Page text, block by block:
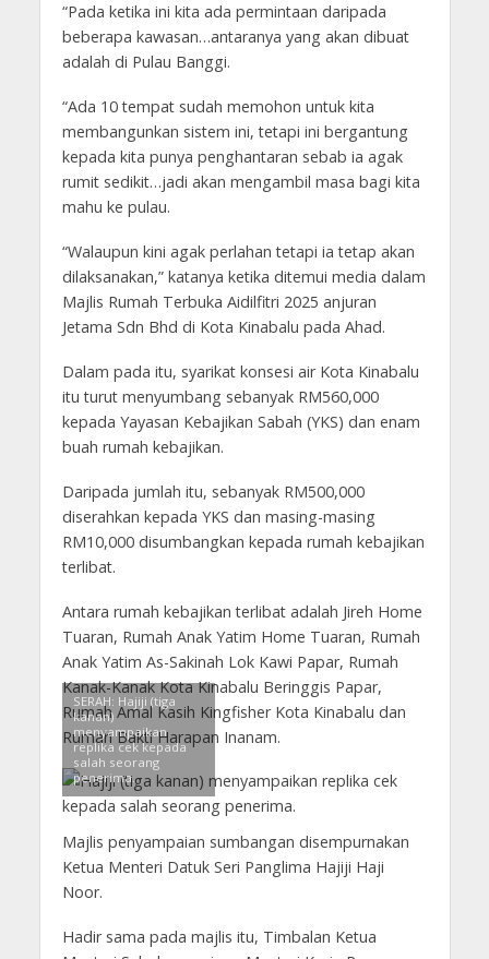
“Pada ketika ini kita ada permintaan daripada
beberapa kawasan…antaranya yang akan dibuat
adalah di Pulau Banggi.
“Ada 10 tempat sudah memohon untuk kita
membangunkan sistem ini, tetapi ini bergantung
kepada kita punya penghantaran sebab ia agak
rumit sedikit…jadi akan mengambil masa bagi kita
mahu ke pulau.
“Walaupun kini agak perlahan tetapi ia tetap akan
dilaksanakan,” katanya ketika ditemui media dalam
Majlis Rumah Terbuka Aidilfitri 2025 anjuran
Jetama Sdn Bhd di Kota Kinabalu pada Ahad.
Dalam pada itu, syarikat konsesi air Kota Kinabalu
itu turut menyumbang sebanyak RM560,000
kepada Yayasan Kebajikan Sabah (YKS) dan enam
buah rumah kebajikan.
Daripada jumlah itu, sebanyak RM500,000
diserahkan kepada YKS dan masing-masing
RM10,000 disumbangkan kepada rumah kebajikan
terlibat.
Antara rumah kebajikan terlibat adalah Jireh Home
Tuaran, Rumah Anak Yatim Home Tuaran, Rumah
Anak Yatim As-Sakinah Lok Kawi Papar, Rumah
Kanak-Kanak Kota Kinabalu Beringgis Papar,
Rumah Amal Kasih Kingfisher Kota Kinabalu dan
Rumah Bakti Harapan Inanam.
SERAH: Hajiji (tiga
kanan)
menyampaikan
replika cek kepada
salah seorang
penerima.
Majlis penyampaian sumbangan disempurnakan
Ketua Menteri Datuk Seri Panglima Hajiji Haji
Noor.
Hadir sama pada majlis itu, Timbalan Ketua